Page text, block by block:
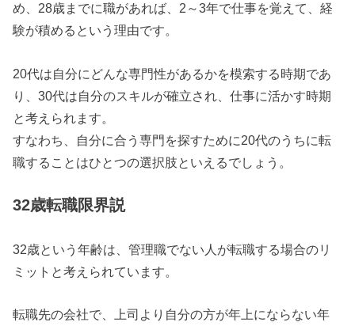
め、28歳までに職があれば、2～3年で仕事を覚えて、経
験が積めるという理由です。
20代は自分にどんな専門性があるかを模索する時期であ
り、30代は自分のスキルが確立され、仕事に活かす時期
と考えられます。
すなわち、自分に合う専門を探すために20代のうちに転
職することはひとつの選択肢といえるでしょう。
32歳転職限界説
32歳という年齢は、管理職でない人が転職する場合のリ
ミットと考えられています。
転職先の会社で、上司より自分の方が年上にならない年